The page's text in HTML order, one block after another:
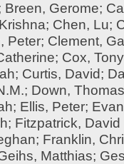
Breen, Gerome;
; Chen, Lu;
Peter; Clement,
; Cox, Tony
; Curtis, David;
; Down, Thomas
; Ellis, Peter;
; Fitzpatrick, David
; Franklin,
Matthias;